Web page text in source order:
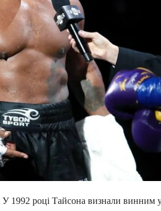
році Тайсона визнали винним у